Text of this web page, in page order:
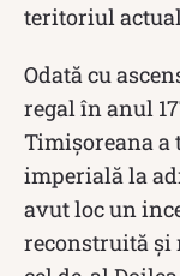
teritoriul
Odată cu
regal în anul
Timișoreana a
imperială la
avut loc un
reconstruită și